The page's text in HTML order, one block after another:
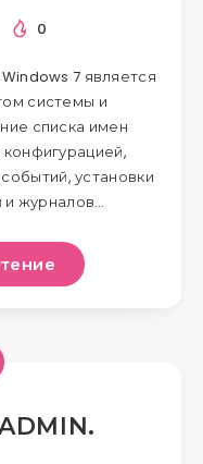
0
7 является
системы и
списка имен
установки
и журналов…